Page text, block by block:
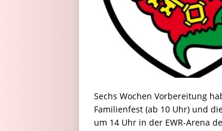
Sechs Wochen Vorbereitung
Familienfest (ab 10 Uhr) und
um 14 Uhr in der EWR-Arena